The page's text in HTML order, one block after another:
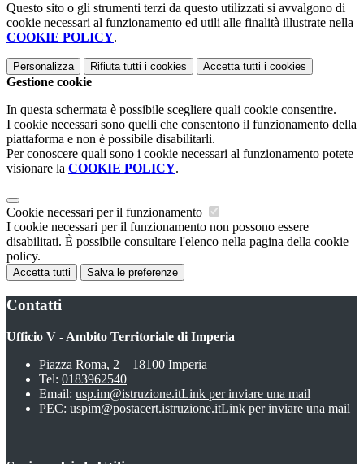
Questo sito o gli strumenti terzi da questo utilizzati si avvalgono di
cookie necessari al funzionamento ed utili alle finalità illustrate nella
COOKIE POLICY.
Personalizza Rifiuta tutti i cookies Accetta tutti i cookies
Gestione cookie
In questa schermata è possibile scegliere quali cookie consentire.
I cookie necessari sono quelli che consentono il funzionamento della
piattaforma e non è possibile disabilitarli.
Per conoscere quali sono i cookie necessari al funzionamento potete
visionare la COOKIE POLICY.
Cookie necessari per il funzionamento
I cookie necessari per il funzionamento non possono essere
disabilitati. È possibile consultare l'elenco nella pagina della cookie
policy.
Accetta tutti Salva le preferenze
Contatti
Ufficio V - Ambito Territoriale di Imperia
Piazza Roma, 2 – 18100 Imperia
Tel: 0183962540
Email: usp.im@istruzione.itLink per inviare una mail
PEC: uspim@postacert.istruzione.itLink per inviare una mail